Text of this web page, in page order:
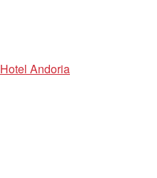
Hotel Andoria